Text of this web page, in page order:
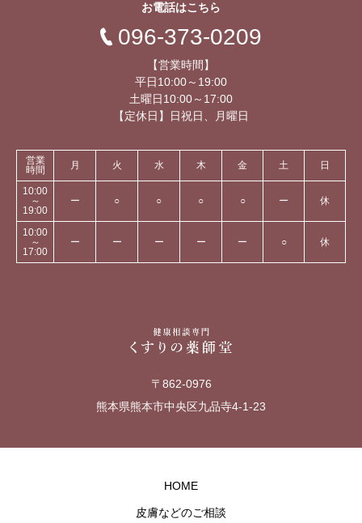
お電話はこちら
096-373-0209
【営業時間】
平日10:00～19:00
土曜日10:00～17:00
【定休日】日祝日、月曜日
営業
時間
月 火 水 木 金 土 日
10:00
～
19:00
ー ○ ○ ○ ○ ー 休
10:00
～
17:00
ー ー ー ー ー ○ 休
〒862-0976
熊本県熊本市中央区九品寺4-1-23
HOME
皮膚などのご相談